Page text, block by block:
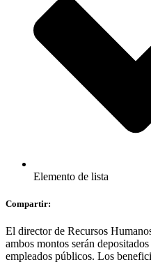
Elemento de lista
Compartir:
El director de Recursos
ambos montos serán
empleados públicos. Los